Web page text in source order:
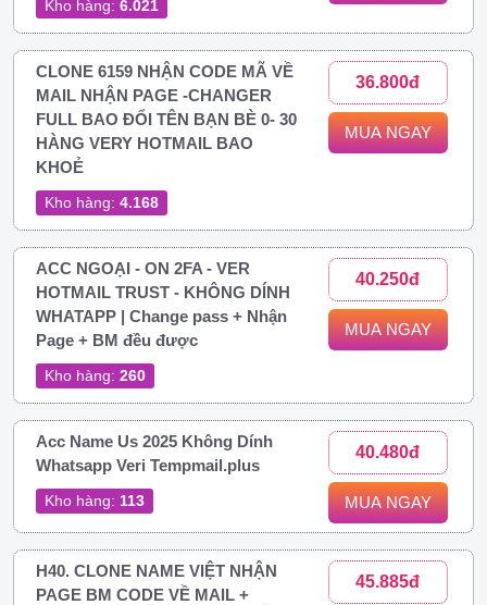
Kho hàng: 6.021
CLONE 6159 NHẬN CODE MÃ VỀ
MAIL NHẬN PAGE -CHANGER
FULL BAO ĐỔI TÊN BẠN BÈ 0- 30
HÀNG VERY HOTMAIL BAO
KHOẺ
Kho hàng: 4.168
36.800đ
MUA NGAY
ACC NGOẠI - ON 2FA - VER
HOTMAIL TRUST - KHÔNG DÍNH
WHATAPP | Change pass + Nhận
Page + BM đều được
Kho hàng: 260
40.250đ
MUA NGAY
Acc Name Us 2025 Không Dính
Whatsapp Veri Tempmail.plus
Kho hàng: 113
40.480đ
MUA NGAY
H40. CLONE NAME VIỆT NHẬN
PAGE BM CODE VỀ MAIL +
45.885đ